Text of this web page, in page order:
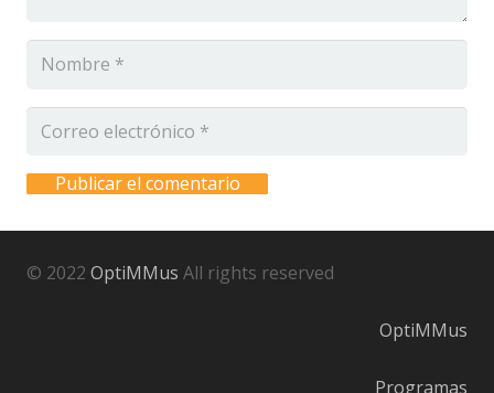
Publicar el comentario
© 2022 OptiMMus All rights reserved
OptiMMus
Programas